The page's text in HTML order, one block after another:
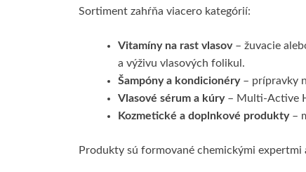
Sortiment zahŕňa viacero kategórií:
Vitamíny na rast vlasov– žuvacie
a výživu vlasových folikul.
Šampóny a kondicionéry– prípravky
Vlasové sérum a kúry– Multi-Active
Kozmetické a doplnkové produkty–
Produkty sú formované chemickými